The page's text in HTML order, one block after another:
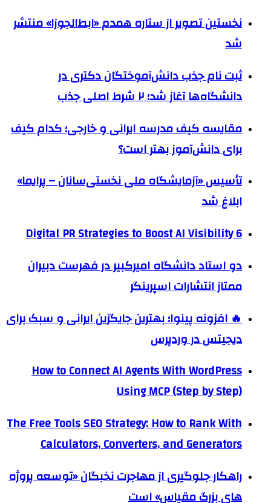
نخستین تصویر از ستاره همدم «ابط‌الجوزا» منتشر
شد
ثبت نام جذب دانش‌آموختگان دکتری در
دانشگاه‌ها آغاز شد؛ ۲ شرط اصلی جذب
مقایسه کیف مدرسه ایرانی و خارجی؛ کدام کیف
برای دانش‌آموز بهتر است؟
تأسیس «آزمایشگاه ملی نخستی‌سانان – پرایما»
ابلاغ شد
6 Digital PR Strategies to Boost AI Visibility
دو استاد دانشگاه امیرکبیر در فهرست دبیران
ممتاز انتشارات اسپرینگر
🔥 افزونه پینوا؛ بهترین جایگزین ایرانی و سبک برای
دیجیتس در وردپرس
How to Connect AI Agents With WordPress
Using MCP (Step by Step)
The Free Tools SEO Strategy: How to Rank With
Calculators, Converters, and Generators
راهکار جلوگیری از مهاجرت نخبگان «توسعه پروژه
های بزرگ مقیاس» است